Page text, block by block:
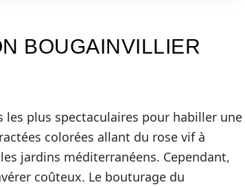
BOUGAINVILLIER
les plus spectaculaires pour habiller une
colorées allant du rose vif à
jardins méditerranéens. Cependant,
coûteux. Le bouturage du